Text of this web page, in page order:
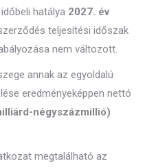
hatálya 2027. év
teljesítési időszak
nem változott.
annak az egyoldalú
eredményeképpen nettó
négyszázmillió)
megtalálható az